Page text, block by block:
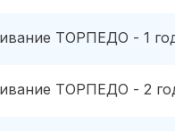
ТОРПЕДО - 1
ТОРПЕДО - 2